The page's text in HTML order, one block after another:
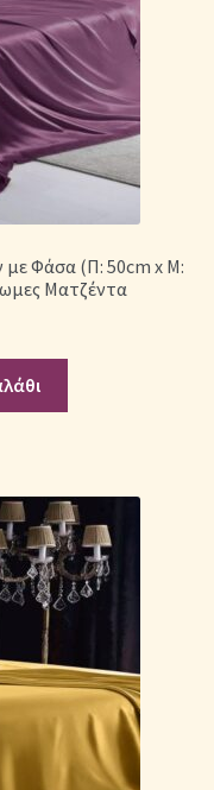
με Φάσα (Π: 50cm x Μ:
Ματζέντα